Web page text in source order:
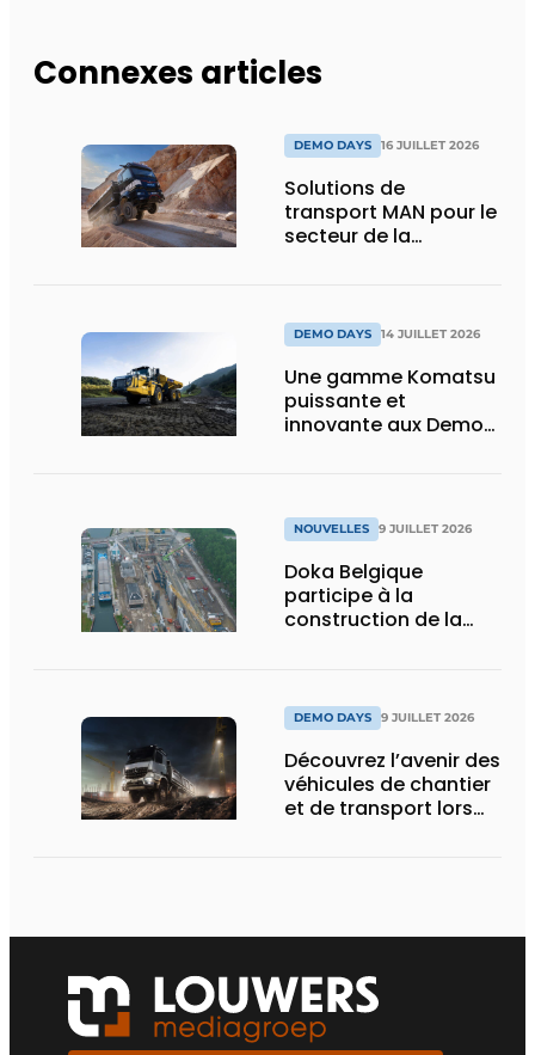
Connexes articles
DEMO DAYS 16 JUILLET 2026
Solutions de
transport MAN pour le
secteur de la
DEMO DAYS 14 JUILLET 2026
Une gamme Komatsu
puissante et
innovante aux Demo
NOUVELLES 9 JUILLET 2026
Doka Belgique
participe à la
construction de la
DEMO DAYS 9 JUILLET 2026
Découvrez l’avenir des
véhicules de chantier
et de transport lors